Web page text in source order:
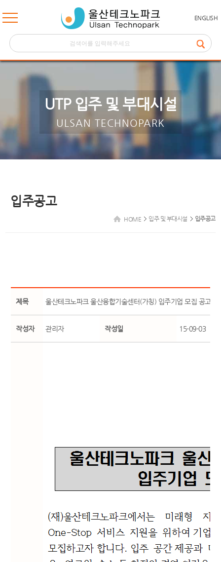
ENGLISH
UTP 입주 및 부대시설
ULSAN TECHNOPARK
입주공고
HOME 입주 및 부대시설 입주공고
제목 울산테크노파크 울산융합기술센터(가칭) 입주기업 모집 공고
작성자 관리자 작성일 15-09-03